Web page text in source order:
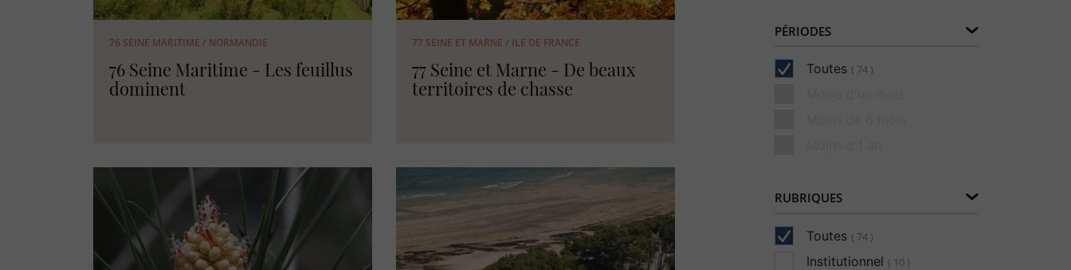
76 SEINE MARITIME / NORMANDIE
76 Seine Maritime - Les feuillus
dominent
77 SEINE ET MARNE / ILE DE FRANCE
77 Seine et Marne - De beaux
territoires de chasse
PÉRIODES
Toutes ( 74 )
RUBRIQUES
Toutes ( 74 )
Institutionnel ( 10 )